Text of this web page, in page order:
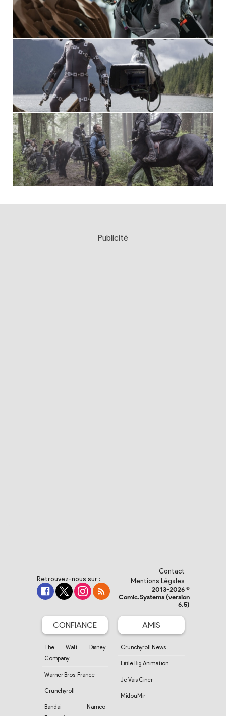
Publicité
Retrouvez-nous sur :
Contact
Mentions Légales
2013-2026 ©
Comic.Systems (version
6.5)
CONFIANCE
The Walt Disney
Company
Warner Bros. France
Crunchyroll
Bandai Namco
AMIS
Crunchyroll News
Little Big Animation
Je Vais Ciner
MidouMir